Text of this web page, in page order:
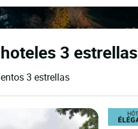
3 estrellas
3 estrellas